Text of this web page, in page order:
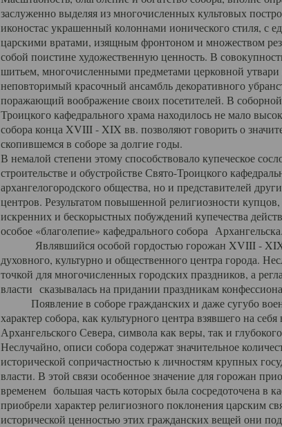
заслуженно выделяя из многочисленных культовых
иконостас украшенный колоннами ионического стиля, с
царскими вратами, изящным фронтоном и множеством
собой поистине художественную ценность. В
шитьем, многочисленными предметами церковной утвари
неповторимый красочный ансамбль декоративного
поражающий воображение своих посетителей. В
Троицкого кафедрального храма находилось не мало
собора конца XVIII - XIX вв. позволяют говорить о
скопившемся в соборе за долгие годы.
В немалой степени этому способствовало купеческое
строительстве и обустройстве Свято-Троицкого
архангелогородского общества, но и представителей
центров. Результатом повышенной религиозности
искренних и бескорыстных побуждений купечества
особое «благолепие» кафедрального собора Архангельска.
Являвшийся особой гордостью горожан XVIII - XIX
духовного, культурно и общественного центра города.
точкой для многочисленных городских праздников, а
власти сказывалась на придании праздникам
Появление в соборе гражданских и даже сугубо
характер собора, как культурного центра взявшего на
Архангельского Севера, символа как веры, так и
Неслучайно, описи собора содержат значительное
исторической сопричастностью к личностям крупных
власти. В этой связи особенное значение для горожан
временем большая часть которых была сосредоточена в
приобрели характер религиозного поклонения царским
исторической ценностью этих гражданских вещей они